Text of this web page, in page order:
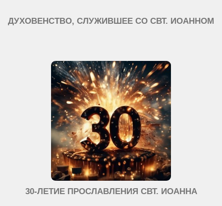
ДУХОВЕНСТВО, СЛУЖИВШЕЕ СО СВТ. ИОАННОМ
30-ЛЕТИЕ ПРОСЛАВЛЕНИЯ СВТ. ИОАННА